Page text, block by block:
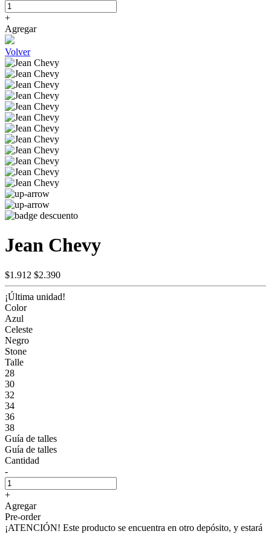
+
Agregar
Volver
Jean Chevy
$1.912 $2.390
¡Última unidad!
Color
Azul
Celeste
Negro
Stone
Talle
28
30
32
34
36
38
Guía de talles
Guía de talles
Cantidad
-
+
Agregar
Pre-order
¡ATENCIÓN! Este producto se encuentra en otro depósito, y estará